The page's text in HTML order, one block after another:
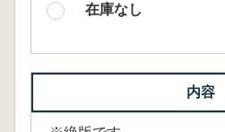
在庫なし
内容